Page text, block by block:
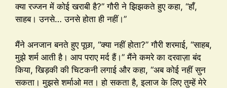
क्या रज्जन में कोई खराबी है?” गौरी ने झिझकते हुए कहा, “हाँ,
साहब। उनसे… उनसे होता ही नहीं।”
मैंने अनजान बनते हुए पूछा, “क्या नहीं होता?” गौरी शरमाई, “साहब,
मुझे शर्म आती है। आप पराए मर्द हैं।” मैंने कमरे का दरवाज़ा बंद
किया, खिड़की की चिटकनी लगाई और कहा, “अब कोई नहीं सुन
सकता। मुझसे शर्माओ मत। हो सकता है, इलाज के लिए तुम्हें मेरे